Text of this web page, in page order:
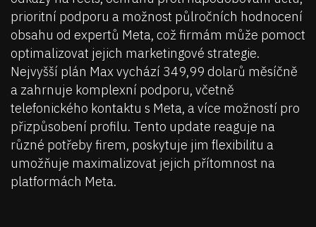
prioritní podporu a možnost půlročních hodnocení
obsahu od expertů Meta, což firmám může pomoct
optimalizovat jejich marketingové strategie.
Nejvyšší plán Max vychází 349,99 dolarů měsíčně
a zahrnuje komplexní podporu, včetně
telefonického kontaktu s Meta, a více možností pro
přizpůsobení profilu. Tento update reaguje na
různé potřeby firem, poskytuje jim flexibilitu a
umožňuje maximalizovat jejich přítomnost na
platformách Meta.